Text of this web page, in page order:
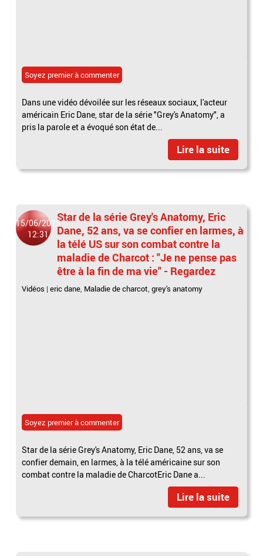
Soyez premier à commenter
Dans une vidéo dévoilée sur les réseaux sociaux, l'acteur
américain Eric Dane, star de la série "Grey's Anatomy", a
pris la parole et a évoqué son état de...
Lire la suite
15/06/2025
12:31
Star de la série Grey's Anatomy, Eric
Dane, 52 ans, va se confier en larmes, à
la télé US sur son combat contre la
maladie de Charcot : "Je ne pense pas
être à la fin de ma vie" - Regardez
Vidéos |eric dane, Maladie de charcot,grey's anatomy
Soyez premier à commenter
Star de la série Grey's Anatomy, Eric Dane, 52 ans, va se
confier demain, en larmes, à la télé américaine sur son
combat contre la maladie de CharcotEric Dane a...
Lire la suite